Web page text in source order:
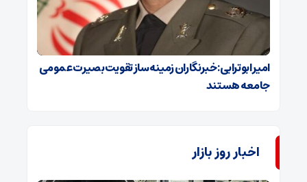
امیر ابوترابی: خبرنگاران زمینه‌ساز تقویت بصیرت عمومی
جامعه هستند
اخبار روز بازار